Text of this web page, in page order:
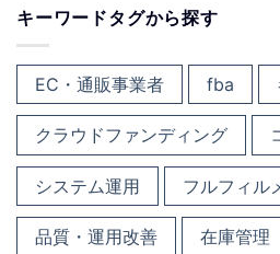
キーワードタグから探す
EC・通販事業者 fba
クラウドファンディング
システム運用 フルフィル
品質・運用改善 在庫管理